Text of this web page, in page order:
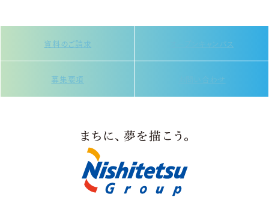
資料のご請求 オープンキャンパス
募集要項 お問い合わせ